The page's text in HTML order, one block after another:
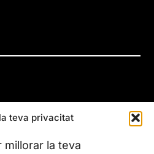
teva privacitat
la teva